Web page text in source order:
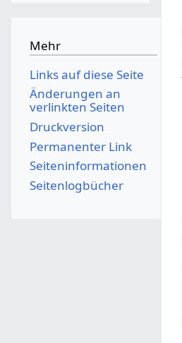
Mehr
Links auf diese Seite
Änderungen an
verlinkten Seiten
Druckversion
Permanenter Link
Seiten­­informationen
Seitenlogbücher